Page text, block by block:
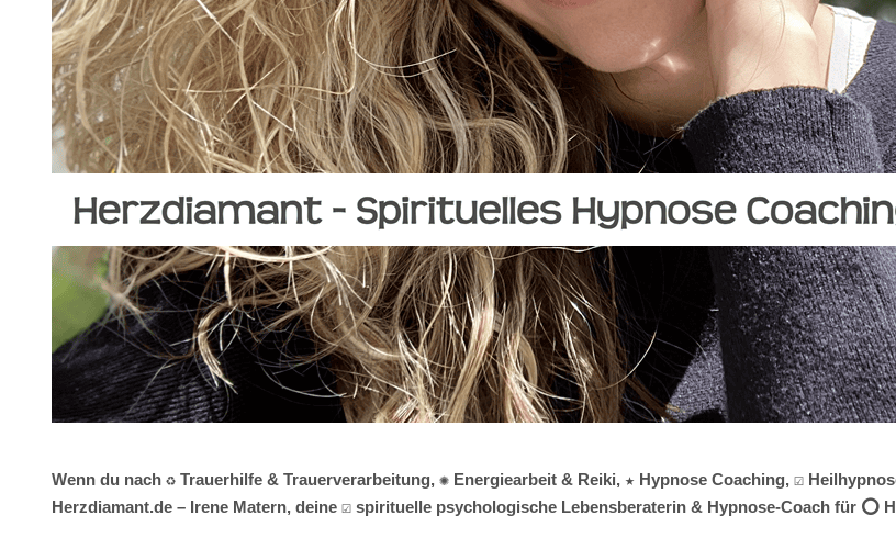
Wenn du nach ♻ Trauerhilfe & Trauerverarbeitung, ✺ Energiearbeit & Reiki, ★ Hypnose Coaching, ☑️
Herzdiamant.de – Irene Matern, deine ☑️ spirituelle psychologische Lebensberaterin & Hypnose-Coach für ⭕